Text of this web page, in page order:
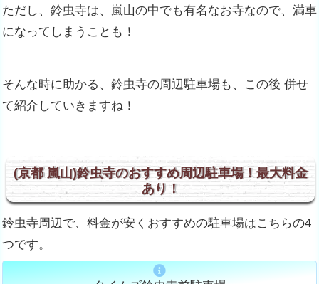
ただし、鈴虫寺は、嵐山の中でも有名なお寺なので、満車
になってしまうことも！
そんな時に助かる、鈴虫寺の周辺駐車場も、この後 併せ
て紹介していきますね！
(京都 嵐山)鈴虫寺のおすすめ周辺駐車場！最大料金
あり！
鈴虫寺周辺で、料金が安くおすすめの駐車場はこちらの4
つです。